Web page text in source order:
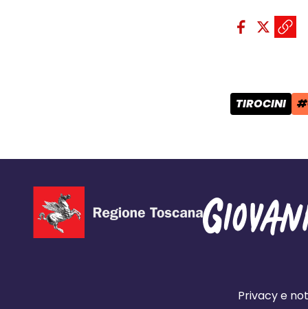
Condividi sui
CATEGORIA
TIROCINI
Privacy e